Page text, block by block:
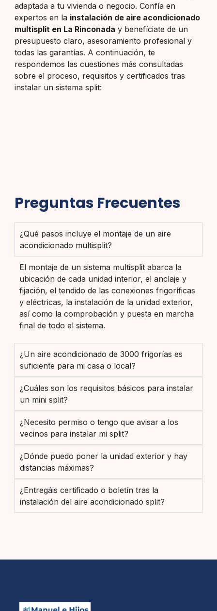
adaptada a tu vivienda o negocio. Confía en
expertos en la instalación de aire acondicionado
multisplit en La Rinconada y benefíciate de un
presupuesto claro, asesoramiento profesional y
todas las garantías. A continuación, te
respondemos las cuestiones más consultadas
sobre el proceso, requisitos y certificados tras
instalar un sistema split:
Preguntas Frecuentes
¿Qué pasos incluye el montaje de un aire
acondicionado multisplit?
El montaje de un sistema multisplit abarca la
ubicación de cada unidad interior, el anclaje y
fijación, el tendido de las conexiones frigoríficas
y eléctricas, la instalación de la unidad exterior,
así como la comprobación y puesta en marcha
final de todo el sistema.
¿Un aire acondicionado de 3000 frigorías es
suficiente para mi casa o local?
¿Cuáles son los requisitos básicos para instalar
un mini split?
¿Necesito permiso o tengo que avisar a los
vecinos para instalar mi split?
¿Dónde puedo poner la unidad exterior y hay
distancias máximas?
¿Entregáis certificado o boletín tras la
instalación del aire acondicionado split?